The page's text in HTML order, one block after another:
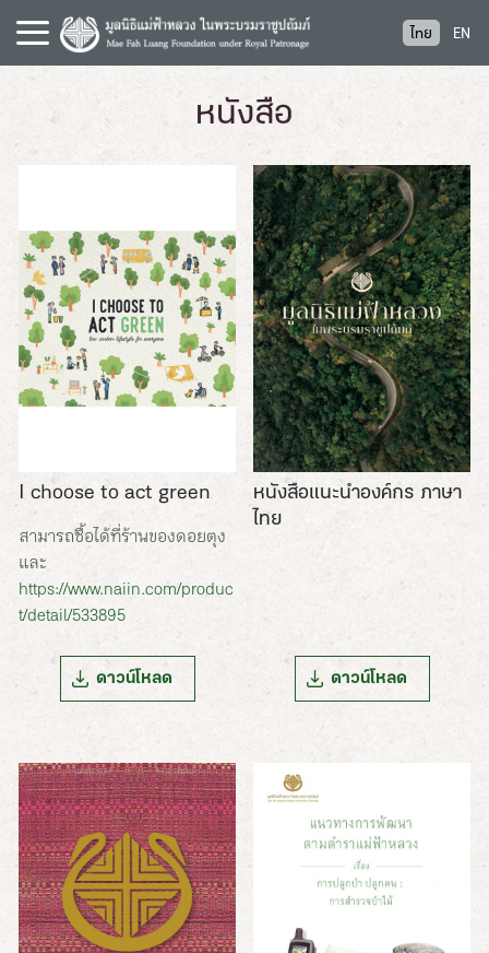
i
ไทย EN
หนังสือ
I choose to act green
สามารถซื้อได้ที่ร้านของดอยตุง
และ
https://www.naiin.com/produc
t/detail/533895
ดาวน์โหลด
หนังสือแนะนำองค์กร ภาษา
ไทย
ดาวน์โหลด